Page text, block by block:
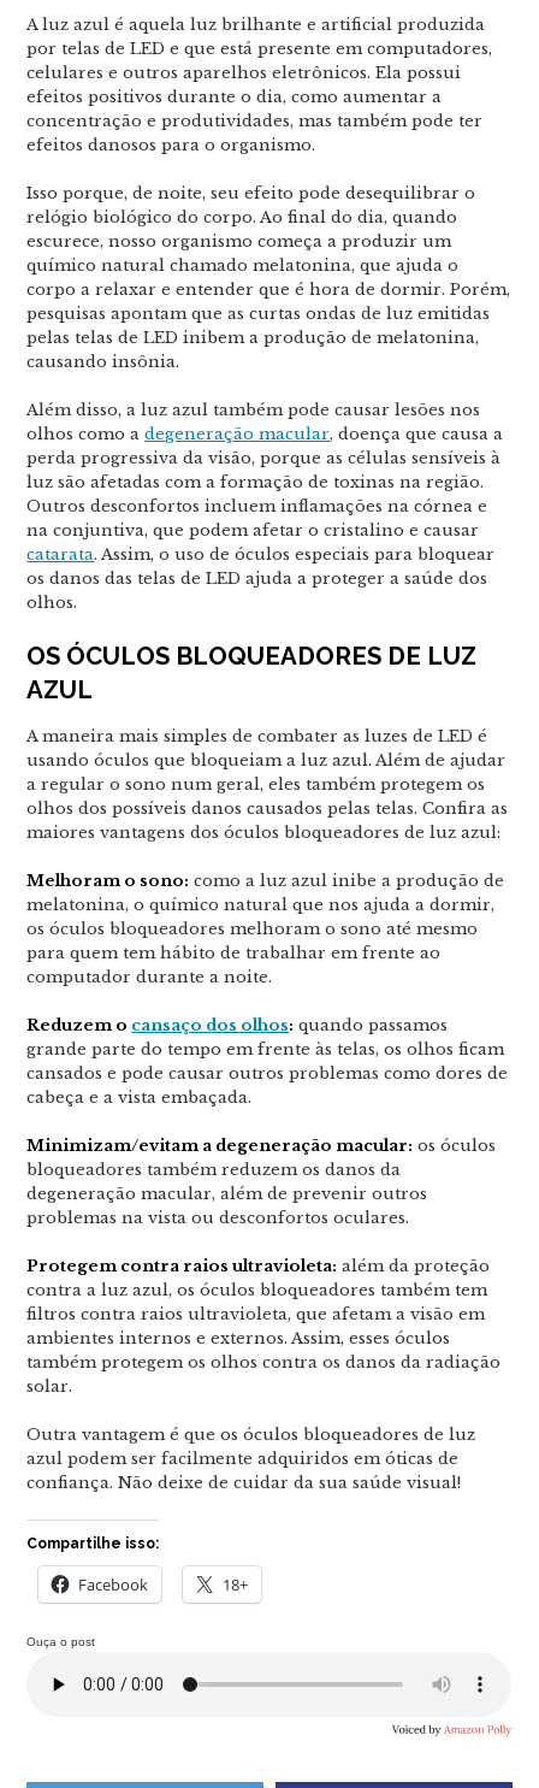
A luz azul é aquela luz brilhante e artificial produzida
por telas de LED e que está presente em computadores,
celulares e outros aparelhos eletrônicos. Ela possui
efeitos positivos durante o dia, como aumentar a
concentração e produtividades, mas também pode ter
efeitos danosos para o organismo.
Isso porque, de noite, seu efeito pode desequilibrar o
relógio biológico do corpo. Ao final do dia, quando
escurece, nosso organismo começa a produzir um
químico natural chamado melatonina, que ajuda o
corpo a relaxar e entender que é hora de dormir. Porém,
pesquisas apontam que as curtas ondas de luz emitidas
pelas telas de LED inibem a produção de melatonina,
causando insônia.
Além disso, a luz azul também pode causar lesões nos
olhos como adegeneração macular, doença que causa a
perda progressiva da visão, porque as células sensíveis à
luz são afetadas com a formação de toxinas na região.
Outros desconfortos incluem inflamações na córnea e
na conjuntiva, que podem afetar o cristalino e causar
catarata. Assim, o uso de óculos especiais para bloquear
os danos das telas de LED ajuda a proteger a saúde dos
olhos.
OS ÓCULOS BLOQUEADORES DE LUZ
AZUL
A maneira mais simples de combater as luzes de LED é
usando óculos que bloqueiam a luz azul. Além de ajudar
a regular o sono num geral, eles também protegem os
olhos dos possíveis danos causados pelas telas. Confira as
maiores vantagens dos óculos bloqueadores de luz azul:
Melhoram o sono: como a luz azul inibe a produção de
melatonina, o químico natural que nos ajuda a dormir,
os óculos bloqueadores melhoram o sono até mesmo
para quem tem hábito de trabalhar em frente ao
computador durante a noite.
Reduzem o cansaço dos olhos: quando passamos
grande parte do tempo em frente às telas, os olhos ficam
cansados e pode causar outros problemas como dores de
cabeça e a vista embaçada.
Minimizam/evitam a degeneração macular: os óculos
bloqueadores também reduzem os danos da
degeneração macular, além de prevenir outros
problemas na vista ou desconfortos oculares.
Protegem contra raios ultravioleta: além da proteção
contra a luz azul, os óculos bloqueadores também tem
filtros contra raios ultravioleta, que afetam a visão em
ambientes internos e externos. Assim, esses óculos
também protegem os olhos contra os danos da radiação
solar.
Outra vantagem é que os óculos bloqueadores de luz
azul podem ser facilmente adquiridos em óticas de
confiança. Não deixe de cuidar da sua saúde visual!
Compartilhe isso:
Facebook 18+
Ouça o post